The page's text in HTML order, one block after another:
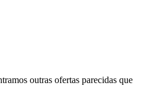
outras ofertas parecidas que